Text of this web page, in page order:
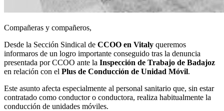
Compañeras y compañeros,
Desde la Sección Sindical de CCOO en Vitaly queremos
informaros de un logro importante conseguido tras la denuncia
presentada por CCOO ante la Inspección de Trabajo de Badajoz
en relación con el Plus de Conducción de Unidad Móvil.
Este asunto afecta especialmente al personal sanitario que, sin estar
contratado como conductor o conductora, realiza habitualmente la
conducción de unidades móviles.